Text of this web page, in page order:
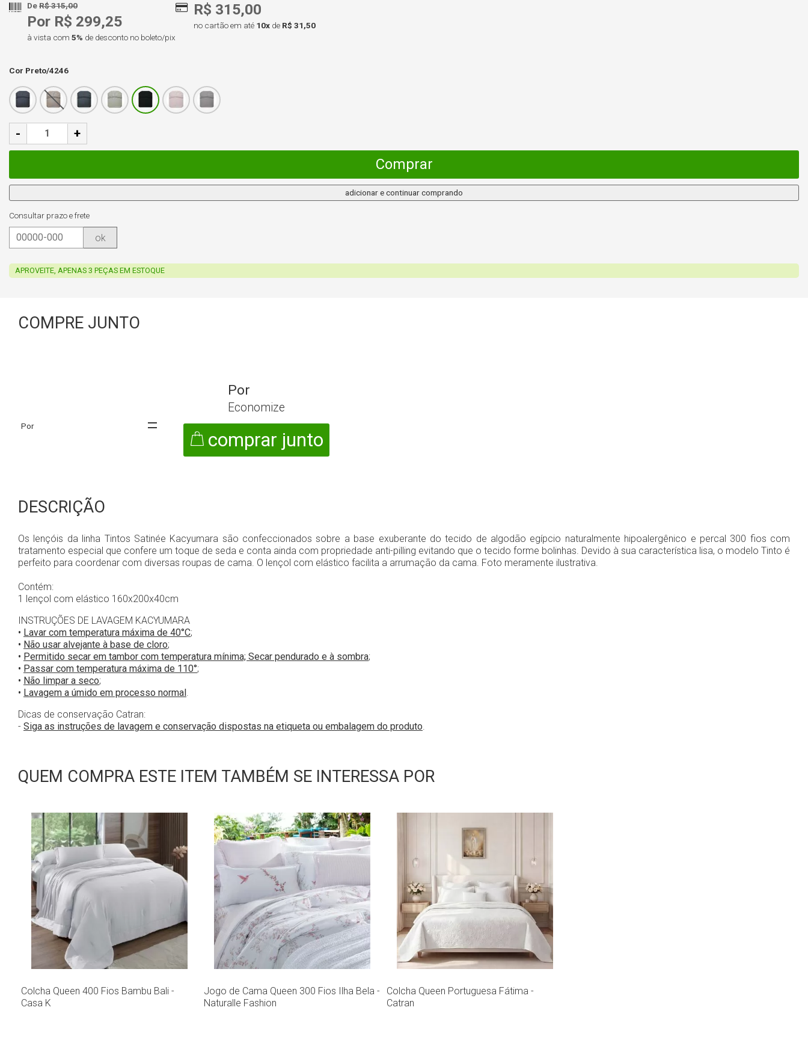
DeR$ 315,00
Por R$ 299,25
à vista com 5% de desconto no boleto/pix
R$ 315,00
no cartão em até 10x de R$ 31,50
Cor Preto/4246
- +
Comprar
adicionar e continuar comprando
Consultar prazo e frete
ok
APROVEITE, APENAS 3 PEÇAS EM ESTOQUE
COMPRE JUNTO
Economize
comprar junto
DESCRIÇÃO
Os lençóis da linha Tintos Satinée Kacyumara são confeccionados sobre a base exuberante do tecido de algodão egípcio naturalmente hipoalergênico e percal 300 fios com
tratamento especial que confere um toque de seda e conta ainda com propriedade anti-pilling evitando que o tecido forme bolinhas. Devido à sua característica lisa, o modelo Tinto é
perfeito para coordenar com diversas roupas de cama. O lençol com elástico facilita a arrumação da cama. Foto meramente ilustrativa.
Contém:
1 lençol com elástico 160x200x40cm
INSTRUÇÕES DE LAVAGEM KACYUMARA
• Lavar com temperatura máxima de 40°C;
• Não usar alvejante à base de cloro;
• Permitido secar em tambor com temperatura mínima; Secar pendurado e à sombra;
• Passar com temperatura máxima de 110°;
• Não limpar a seco;
• Lavagem a úmido em processo normal.
Dicas de conservação Catran:
- Siga as instruções de lavagem e conservação dispostas na etiqueta ou embalagem do produto.
QUEM COMPRA ESTE ITEM TAMBÉM SE INTERESSA POR
Colcha Queen 400 Fios Bambu Bali -
Casa K
Jogo de Cama Queen 300 Fios Ilha Bela -
Naturalle Fashion
Colcha Queen Portuguesa Fátima -
Catran